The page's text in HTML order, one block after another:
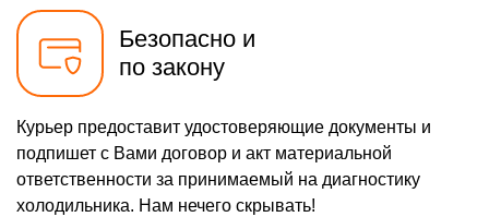
Безопасно и
по закону
Курьер предоставит удостоверяющие документы и
подпишет с Вами договор и акт материальной
ответственности за принимаемый на диагностику
холодильника. Нам нечего скрывать!